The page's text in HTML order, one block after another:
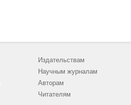
Издательствам
Научным журналам
Авторам
Читателям